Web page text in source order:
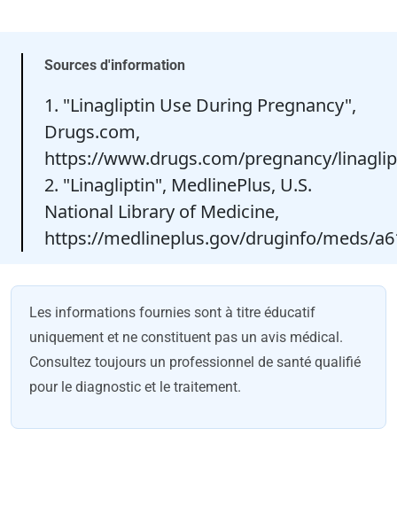
Sources d'information
1. "Linagliptin Use During Pregnancy",
Drugs.com,
https://www.drugs.com/pregnancy/
2. "Linagliptin", MedlinePlus, U.S.
National Library of Medicine,
https://medlineplus.gov/druginfo/meds/
Les informations fournies sont à titre éducatif
uniquement et ne constituent pas un avis médical.
Consultez toujours un professionnel de santé qualifié
pour le diagnostic et le traitement.